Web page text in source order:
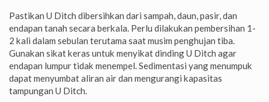
Pastikan U Ditch dibersihkan dari sampah, daun, pasir, dan
endapan tanah secara berkala. Perlu dilakukan pembersihan 1-
2 kali dalam sebulan terutama saat musim penghujan tiba.
Gunakan sikat keras untuk menyikat dinding U Ditch agar
endapan lumpur tidak menempel. Sedimentasi yang menumpuk
dapat menyumbat aliran air dan mengurangi kapasitas
tampungan U Ditch.